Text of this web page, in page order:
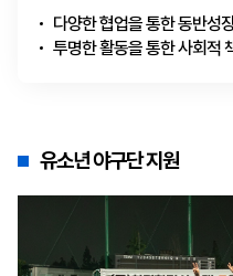
다양한 협업을 통한 동반성
투명한 활동을 통한 사회적
유소년 야구단 지원